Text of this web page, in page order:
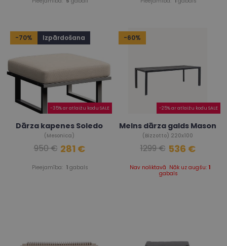
-70% Izpārdošana
-35% ar atlaižu kodu SALE
Dārza kapenes Soledo
(Mesonica)
Pieejamība: 1 gabals
950 € 281 €
-60%
-25% ar atlaižu kodu SALE
Melns dārza galds Mason
(Bizzotto) 220x100
Nav noliktavā Nāk uz augšu: 1
gabals
1299 € 536 €